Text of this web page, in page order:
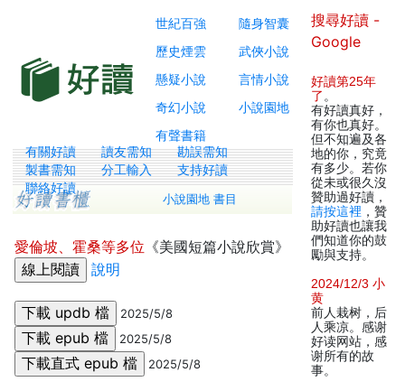
世紀百強
隨身智囊
歷史煙雲
武俠小說
懸疑小說
言情小說
奇幻小說
小說園地
有聲書籍
有關好讀 讀友需知
勘誤需知
製書需知
分工輸入
支持好讀
聯絡好讀
小說園地 書目
愛倫坡、霍桑等多位 《美國短篇小說欣賞》
說明
2025/5/8
2025/5/8
2025/5/8
搜尋好讀 -
Google
好讀第25年
了 。
有好讀真好，
有你也真好。
但不知遍及各
地的你，究竟
有多少。若你
從未或很久沒
贊助過好讀，
請按這裡 ，贊
助好讀也讓我
們知道你的鼓
勵與支持。
2024/12/3 小
黄
前人栽树，后
人乘凉。感谢
好读网站，感
谢所有的故
事。